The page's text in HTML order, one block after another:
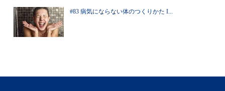
#83 病気にならない体のつくりかた I...